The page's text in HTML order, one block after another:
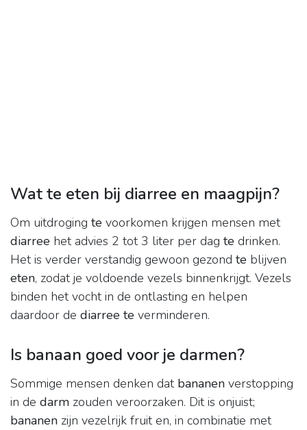
Wat te eten bij diarree en maagpijn?
Om uitdroging te voorkomen krijgen mensen met
diarree het advies 2 tot 3 liter per dag te drinken.
Het is verder verstandig gewoon gezond te blijven
eten, zodat je voldoende vezels binnenkrijgt. Vezels
binden het vocht in de ontlasting en helpen
daardoor de diarree te verminderen.
Is banaan goed voor je darmen?
Sommige mensen denken dat bananen verstopping
in de darm zouden veroorzaken. Dit is onjuist;
bananen zijn vezelrijk fruit en, in combinatie met